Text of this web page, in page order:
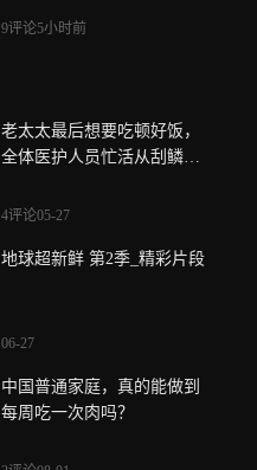
9评论5小时前
老太太最后想要吃顿好饭，
全体医护人员忙活从刮鳞开
逝
4评论05-27
地球超新鲜 第2季_精彩片段
06-27
中国普通家庭，真的能做到
每周吃一次肉吗？